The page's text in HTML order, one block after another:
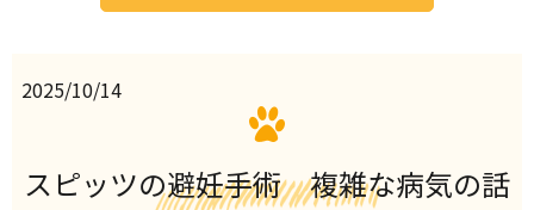
2025/10/14
スピッツの避妊手術 複雑な病気の話